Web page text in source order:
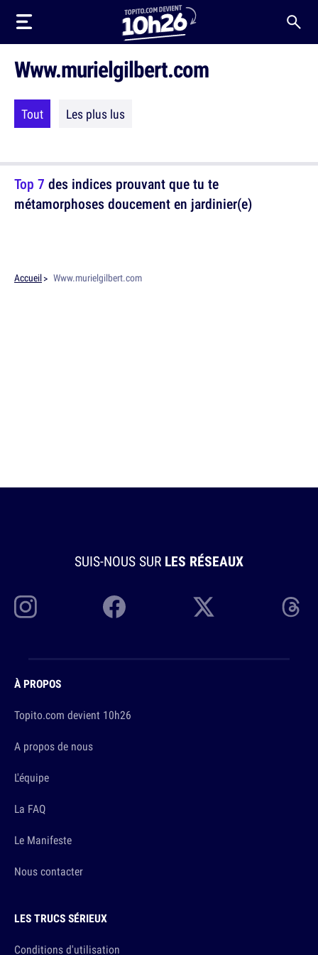
Www.murielgilbert.com
Tout Les plus lus
Top 7 des indices prouvant que tu te
métamorphoses doucement en jardinier(e)
Accueil Www.murielgilbert.com
SUIS-NOUS SUR LES RÉSEAUX
À PROPOS
Topito.com devient 10h26
A propos de nous
L'équipe
La FAQ
Le Manifeste
Nous contacter
LES TRUCS SÉRIEUX
Conditions d'utilisation